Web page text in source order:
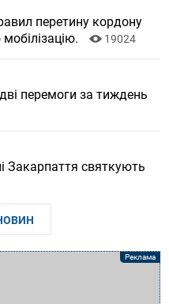
перетину кордону
19024
перемоги за тиждень
Закарпаття святкують